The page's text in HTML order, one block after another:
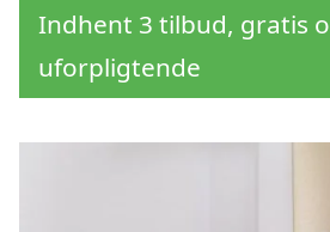
Indhent 3 tilbud, gratis
uforpligtende